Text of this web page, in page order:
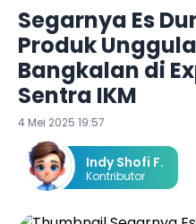
Segarnya Es
Produk
Bangkalan di
Sentra IKM
4 Mei 2025 19:57
Indy Shofi F.
Kontributor